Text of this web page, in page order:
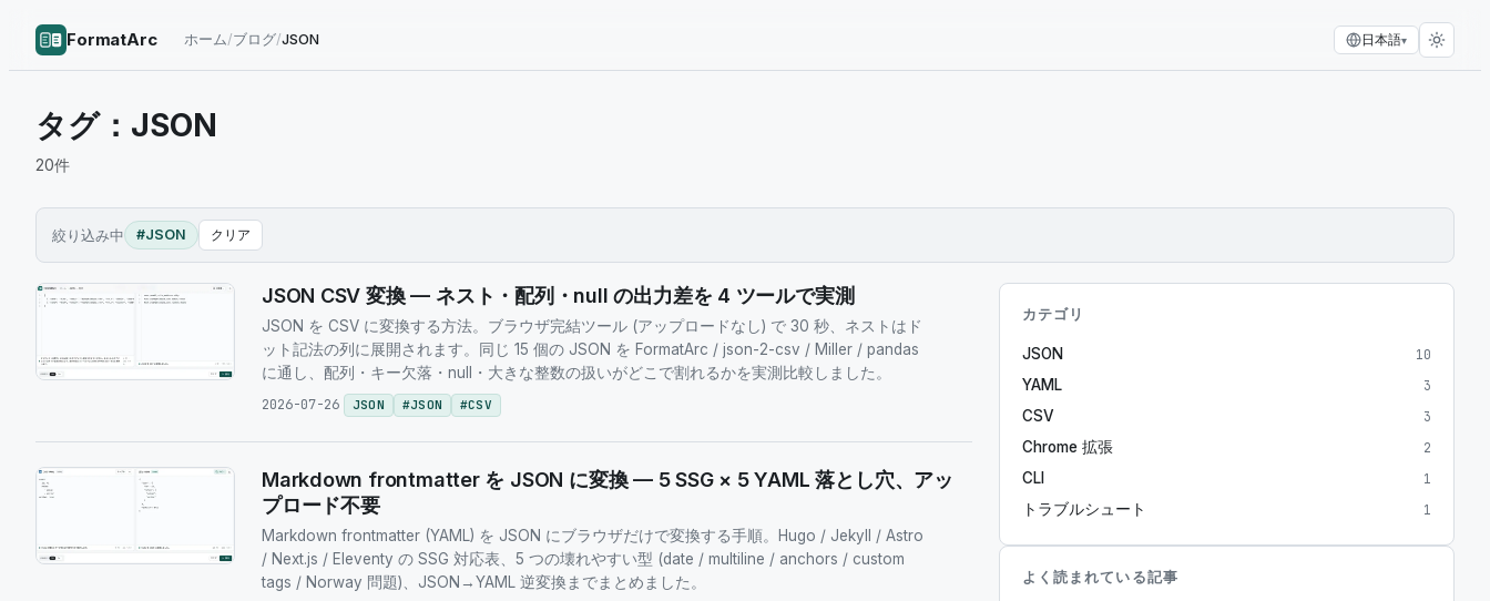
FormatArc ホーム/ブログ/JSON 日本語▾
タグ： JSON
20件
絞り込み中 #JSON クリア
JSON CSV 変換 — ネスト・配列・null の出力差を 4 ツールで実測
JSON を CSV に変換する方法。ブラウザ完結ツール (アップロードなし) で 30 秒、ネストはド
ット記法の列に展開されます。同じ 15 個の JSON を FormatArc / json-2-csv / Miller / pandas
に通し、配列・キー欠落・null・大きな整数の扱いがどこで割れるかを実測比較しました。
2026-07-26
JSON #JSON #CSV
Markdown frontmatter を JSON に変換 — 5 SSG × 5 YAML 落とし穴、アッ
プロード不要
Markdown frontmatter (YAML) を JSON にブラウザだけで変換する手順。Hugo / Jekyll / Astro
/ Next.js / Eleventy の SSG 対応表、5 つの壊れやすい型 (date / multiline / anchors / custom
tags / Norway 問題)、JSON→YAML 逆変換までまとめました。
カテゴリ
JSON 10
YAML 3
CSV 3
Chrome 拡張 2
CLI 1
トラブルシュート 1
よく読まれている記事